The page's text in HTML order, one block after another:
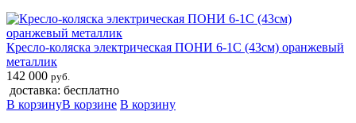
Кресло-коляска электрическая ПОНИ 6-1С (43см) оранжевый
металлик
142 000 руб.
доставка: бесплатно
В корзинуВ корзине В корзину